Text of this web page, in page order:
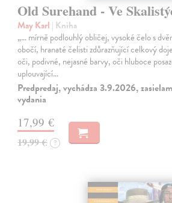
Old Surehand - Ve
May Karl | Kniha
„… mírně podlouhlý obličej, vysoké čelo s
obočí, hranaté čelisti zdůrazňující celkový
oči, podivné, nejasné barvy, oči hluboce
uplouvající…
Predpredaj, vychádza 3.9.2026,
vydania
17,99 €
19,99 € ?